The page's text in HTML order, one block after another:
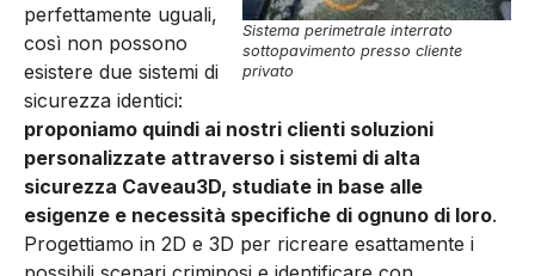
Sistema perimetrale interrato
sottopavimento presso cliente
privato
perfettamente uguali,
così non possono
esistere due sistemi di
sicurezza identici:
proponiamo quindi ai nostri clienti soluzioni
personalizzate attraverso i sistemi di alta
sicurezza Caveau3D, studiate in base alle
esigenze e necessità specifiche di ognuno di loro.
Progettiamo in 2D e 3D per ricreare esattamente i